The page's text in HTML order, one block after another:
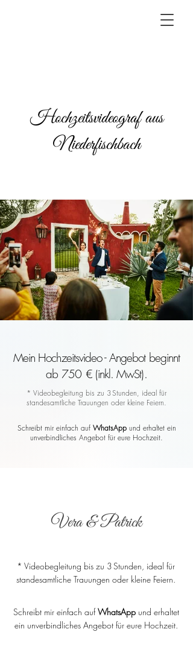
Hochzeitsvideograf aus
Niederfischbach
Mein Hochzeitsvideo - Angebot beginnt
ab 750 € (inkl. MwSt).
* Videobegleitung bis zu 3 Stunden, ideal für
standesamtliche Trauungen oder kleine Feiern.
Schreibt mir einfach auf WhatsAppund erhaltet ein
unverbindliches Angebot für eure Hochzeit.
Vera & Patrick
* Videobegleitung bis zu 3 Stunden, ideal für
standesamtliche Trauungen oder kleine Feiern.
Schreibt mir einfach aufWhatsAppund erhaltet
ein unverbindliches Angebot für eure Hochzeit.